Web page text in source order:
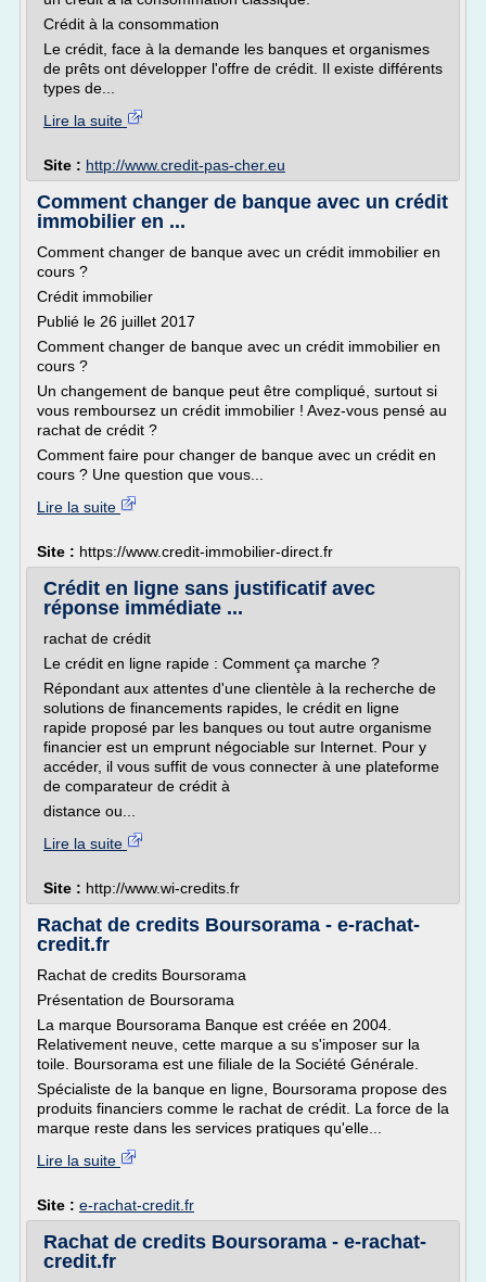
Crédit à la consommation
Le crédit, face à la demande les banques et organismes
de prêts ont développer l'offre de crédit. Il existe différents
types de...
Lire la suite
Site : http://www.credit-pas-cher.eu
Comment changer de banque avec un crédit
immobilier en ...
Comment changer de banque avec un crédit immobilier en
cours ?
Crédit immobilier
Publié le 26 juillet 2017
Comment changer de banque avec un crédit immobilier en
cours ?
Un changement de banque peut être compliqué, surtout si
vous remboursez un crédit immobilier ! Avez-vous pensé au
rachat de crédit ?
Comment faire pour changer de banque avec un crédit en
cours ? Une question que vous...
Lire la suite
Site : https://www.credit-immobilier-direct.fr
Crédit en ligne sans justificatif avec
réponse immédiate ...
rachat de crédit
Le crédit en ligne rapide : Comment ça marche ?
Répondant aux attentes d'une clientèle à la recherche de
solutions de financements rapides, le crédit en ligne
rapide proposé par les banques ou tout autre organisme
financier est un emprunt négociable sur Internet. Pour y
accéder, il vous suffit de vous connecter à une plateforme
de comparateur de crédit à
distance ou...
Lire la suite
Site : http://www.wi-credits.fr
Rachat de credits Boursorama - e-rachat-
credit.fr
Rachat de credits Boursorama
Présentation de Boursorama
La marque Boursorama Banque est créée en 2004.
Relativement neuve, cette marque a su s'imposer sur la
toile. Boursorama est une filiale de la Société Générale.
Spécialiste de la banque en ligne, Boursorama propose des
produits financiers comme le rachat de crédit. La force de la
marque reste dans les services pratiques qu'elle...
Lire la suite
Site : e-rachat-credit.fr
Rachat de credits Boursorama - e-rachat-
credit.fr